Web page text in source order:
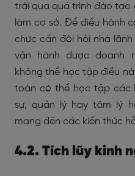
trải qua quá trình đào tạo
làm cơ sở. Để điều hành
chức cần đòi hỏi nhà
vận hành được doanh
không thể học tập điều
toàn có thể học tập các
sự, quản lý hay tâm lý
mang đến các kiến thức
4.2. Tích lũy kinh